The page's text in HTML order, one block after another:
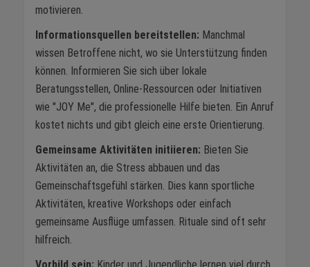
motivieren.
Informationsquellen bereitstellen: Manchmal
wissen Betroffene nicht, wo sie Unterstützung finden
können. Informieren Sie sich über lokale
Beratungsstellen, Online-Ressourcen oder Initiativen
wie "JOY Me", die professionelle Hilfe bieten. Ein Anruf
kostet nichts und gibt gleich eine erste Orientierung.
Gemeinsame Aktivitäten initiieren: Bieten Sie
Aktivitäten an, die Stress abbauen und das
Gemeinschaftsgefühl stärken. Dies kann sportliche
Aktivitäten, kreative Workshops oder einfach
gemeinsame Ausflüge umfassen. Rituale sind oft sehr
hilfreich.